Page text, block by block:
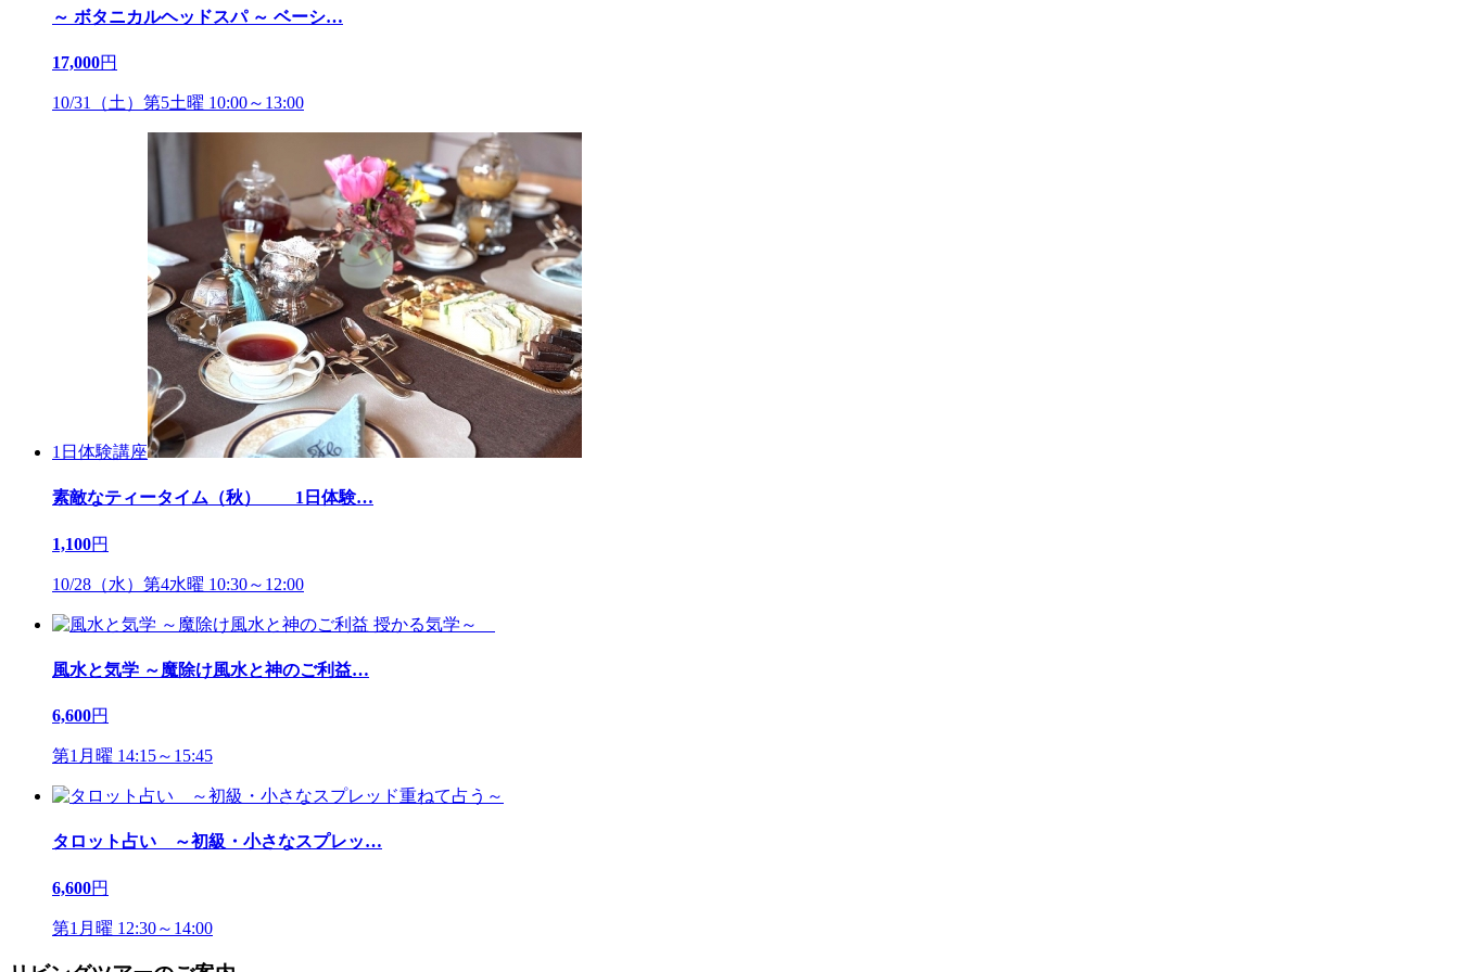
～ ボタニカルヘッドスパ ～ ベーシ…
17,000円
10/31（土）第5土曜 10:00～13:00
1日体験講座
素敵なティータイム（秋） 1日体験…
1,100円
10/28（水）第4水曜 10:30～12:00
風水と気学 ～魔除け風水と神のご利益…
6,600円
第1月曜 14:15～15:45
タロット占い ～初級・小さなスプレッ…
6,600円
第1月曜 12:30～14:00